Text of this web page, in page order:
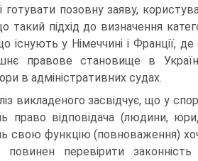
го­тувати позовну заяву,
такий підхід до ви­значення
існують у Німеччині і Франції,
правове становище в
в адміні­стративних судах.
викладеного засвідчує, що у
право відповідача (людини,
свою функцію (повнова­ження)
повинен перевірити